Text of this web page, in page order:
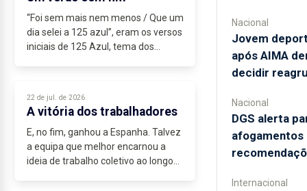
“Foi sem mais nem menos / Que um
dia selei a 125 azul”, eram os versos
iniciais de 125 Azul, tema dos
22 de jul. de 2026
A vitória dos trabalhadores
E, no fim, ganhou a Espanha. Talvez
a equipa que melhor encarnou a
ideia de trabalho coletivo ao longo
Nacional
Jovem
após AIMA
decidir
Nacional
DGS alerta
afogamentos
Internacional